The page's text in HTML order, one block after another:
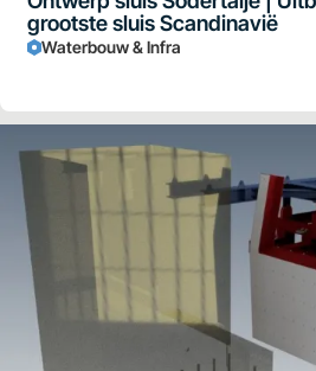
grootste sluis Scandinavië
Waterbouw & Infra